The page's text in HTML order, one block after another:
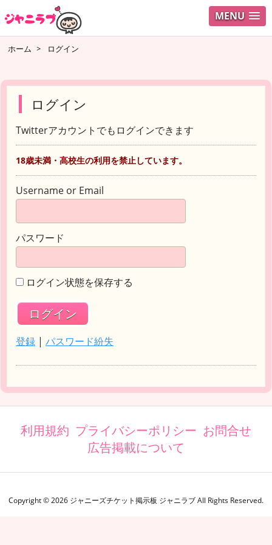
MENU
ホーム > ログイン
ログイン
Twitterアカウントでもログインできます
18歳未満・高校生の利用を禁止しています。
Username or Email
パスワード
ログイン状態を保存する
登録 | パスワード紛失
利用規約 プライバシーポリシー お問合せ
広告掲載について
Copyright ©2026 ジャニーズチケット掲示板 ジャニラブAll Rights Reserved.